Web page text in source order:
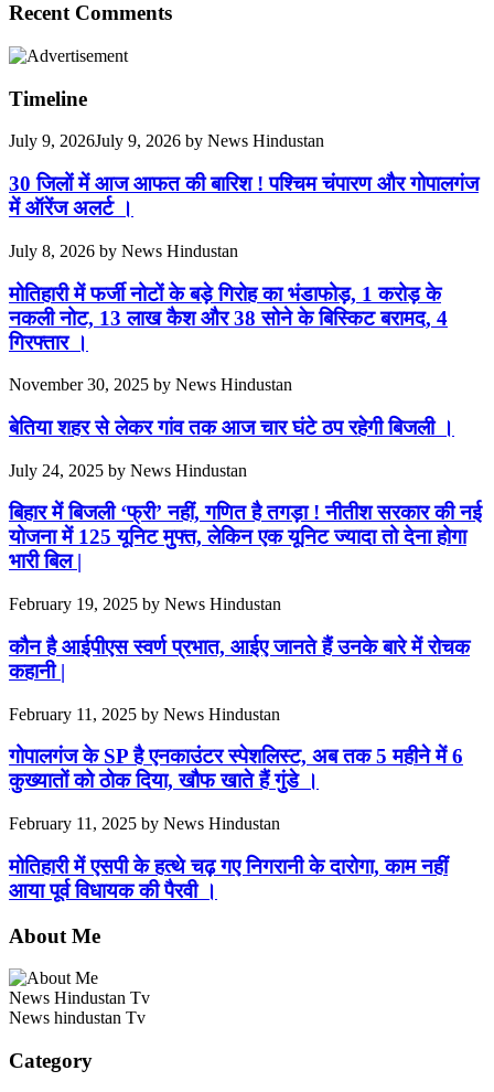
Recent Comments
Timeline
July 9, 2026July 9, 2026 by News Hindustan
30 जिलों में आज आफत की बारिश ! पश्चिम चंपारण और गोपालगंज
में ऑरेंज अलर्ट ।
July 8, 2026 by News Hindustan
मोतिहारी में फर्जी नोटों के बड़े गिरोह का भंडाफोड़, 1 करोड़ के
नकली नोट, 13 लाख कैश और 38 सोने के बिस्किट बरामद, 4
गिरफ्तार ।
November 30, 2025 by News Hindustan
बेतिया शहर से लेकर गांव तक आज चार घंटे ठप रहेगी बिजली ।
July 24, 2025 by News Hindustan
बिहार में बिजली ‘फ्री’ नहीं, गणित है तगड़ा ! नीतीश सरकार की नई
योजना में 125 यूनिट मुफ्त, लेकिन एक यूनिट ज्यादा तो देना होगा
भारी बिल |
February 19, 2025 by News Hindustan
कौन है आईपीएस स्वर्ण प्रभात, आईए जानते हैं उनके बारे में रोचक
कहानी |
February 11, 2025 by News Hindustan
गोपालगंज के SP है एनकाउंटर स्पेशलिस्ट, अब तक 5 महीने में 6
कुख्यातों को ठोक दिया, खौफ खाते हैं गुंडे ।
February 11, 2025 by News Hindustan
मोतिहारी में एसपी के हत्थे चढ़ गए निगरानी के दारोगा, काम नहीं
आया पूर्व विधायक की पैरवी ।
About Me
News Hindustan Tv
News hindustan Tv
Category